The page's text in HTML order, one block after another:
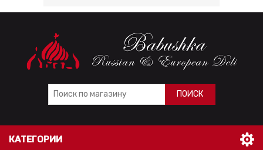
ПОИСК
КАТЕГОРИИ